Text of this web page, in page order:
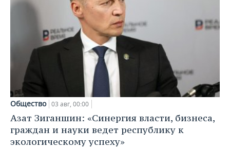
Общество 03 авг, 00:00
Азат Зиганшин: «Синергия власти, бизнеса,
граждан и науки ведет республику к
экологическому успеху»